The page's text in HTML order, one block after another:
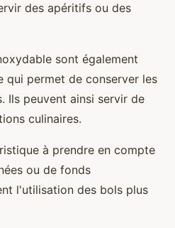
des apéritifs ou des
sont également
qui permet de conserver les
Ils peuvent ainsi servir de
culinaires.
à prendre en compte
ou de fonds
l'utilisation des bols plus